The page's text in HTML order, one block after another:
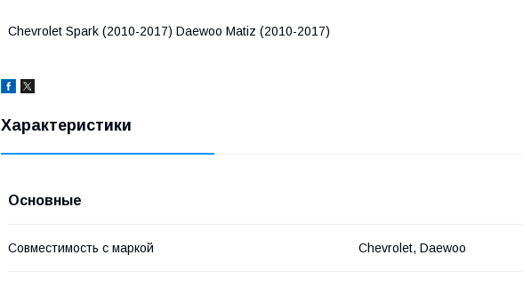
Chevrolet Spark (2010-2017) Daewoo Matiz (2010-2017)
Характеристики
Основные
Совместимость с маркой Chevrolet, Daewoo